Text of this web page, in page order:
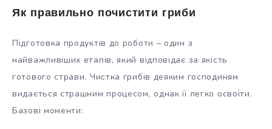
Як правильно почистити гриби
Підготовка продуктів до роботи – один з
найважливіших етапів, який відповідає за якість
готового страви. Чистка грибів деяким господиням
видається страшним процесом, однак її легко освоїти.
Базові моменти: